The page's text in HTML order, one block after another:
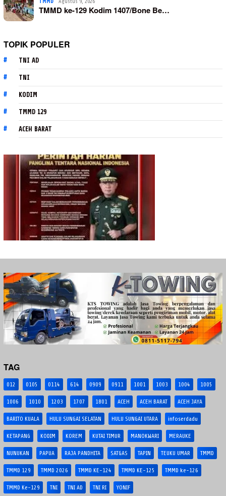
TMMD Agustus 9, 2026
TMMD ke-129 Kodim 1407/Bone Be…
TOPIK POPULER
TNI AD
TNI
KODIM
TMMD 129
ACEH BARAT
TAG
012 0105 0114 614 0909 0911 1001 1003 1004 1005
1006 1010 1203 1707 1801 ACEH ACEH BARAT ACEH JAYA
BARITO KUALA HULU SUNGAI SELATAN HULU SUNGAI UTARA infoserdadu
KETAPANG KODIM KOREM KUTAI TIMUR MANOKWARI MERAUKE
NUNUKAN PAPUA RAJA PANDHITA SATGAS TAPIN TEUKU UMAR TMMD
TMMD 129 TMMD 2026 TMMD KE-124 TMMD KE-125 TMMD ke-126
TMMD Ke-129 TNI TNI AD TNI RI YONIF